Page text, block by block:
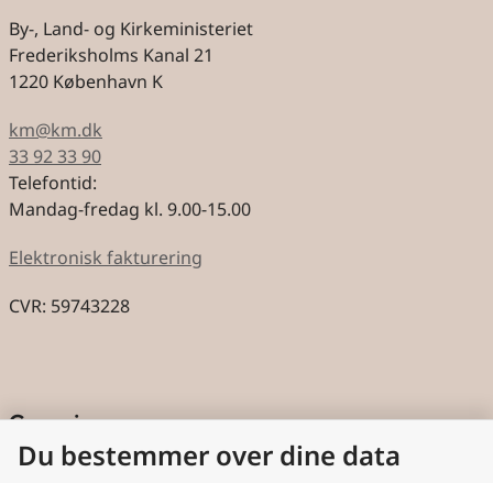
By-, Land- og Kirkeministeriet
Frederiksholms Kanal 21
1220 København K
km@km.dk
33 92 33 90
Telefontid:
Mandag-fredag kl. 9.00-15.00
Elektronisk fakturering
CVR: 59743228
Genveje
Cookies
Du bestemmer over dine data